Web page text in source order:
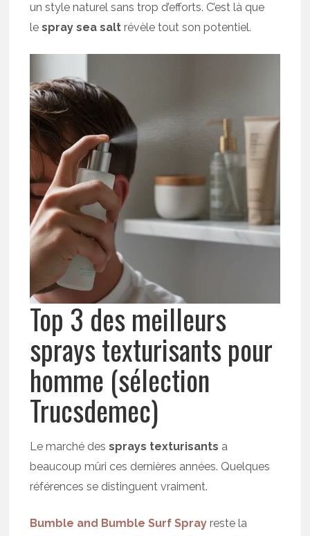
un style naturel sans trop d’efforts. C’est là que
lespray sea salt révèle tout son potentiel.
Top 3 des meilleurs
sprays texturisants pour
homme (sélection
Trucsdemec)
Le marché dessprays texturisants a
beaucoup mûri ces dernières années. Quelques
références se distinguent vraiment.
Bumble and Bumble Surf Spray reste la